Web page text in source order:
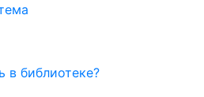
в библиотеке?